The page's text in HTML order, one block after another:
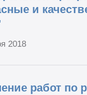
и
2018
работ по